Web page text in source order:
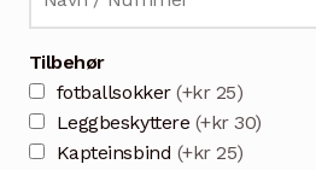
Tilbehør
fotballsokker(+kr 25)
Leggbeskyttere (+kr 30)
Kapteinsbind (+kr 25)